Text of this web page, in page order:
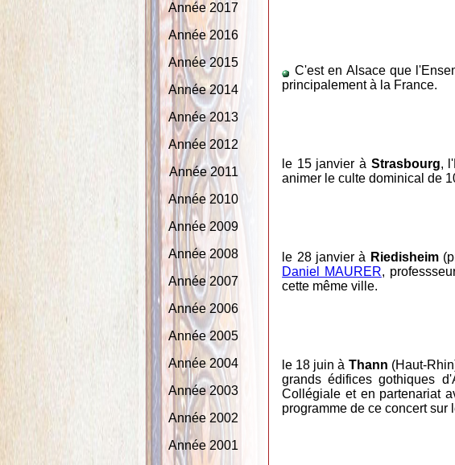
Année 2017
Année 2016
Année 2015
Année 2014
Année 2013
Année 2012
Année 2011
Année 2010
Année 2009
Année 2008
Année 2007
Année 2006
Année 2005
Année 2004
Année 2003
Année 2002
Année 2001
C'est en Alsace que
principalement à la France.
le 15 janvier à Strasbourg,
animer le culte dominical de
le 28 janvier à Riedisheim
Daniel MAURER,
cette même ville.
le 18 juin à Thann (Haut-
grands édifices gothiques
Collégiale et en partenariat
programme de ce concert